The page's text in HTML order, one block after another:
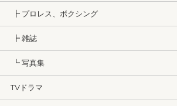
┣ プロレス、ボクシング
┣ 雑誌
┗ 写真集
TVドラマ